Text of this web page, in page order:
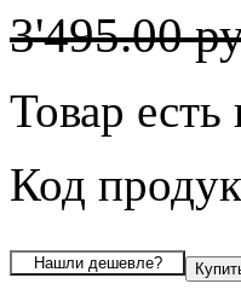
3'495.00
Товар
Код